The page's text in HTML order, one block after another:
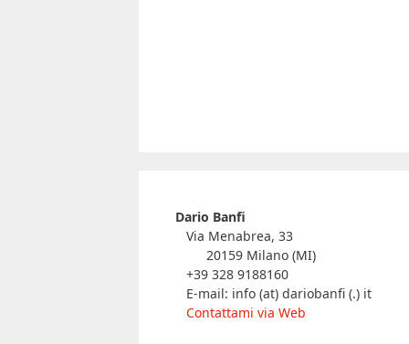
Dario Banfi
Via Menabrea, 33
20159 Milano (MI)
+39 328 9188160
E-mail: info (at) dariobanfi (.) it
Contattami via Web